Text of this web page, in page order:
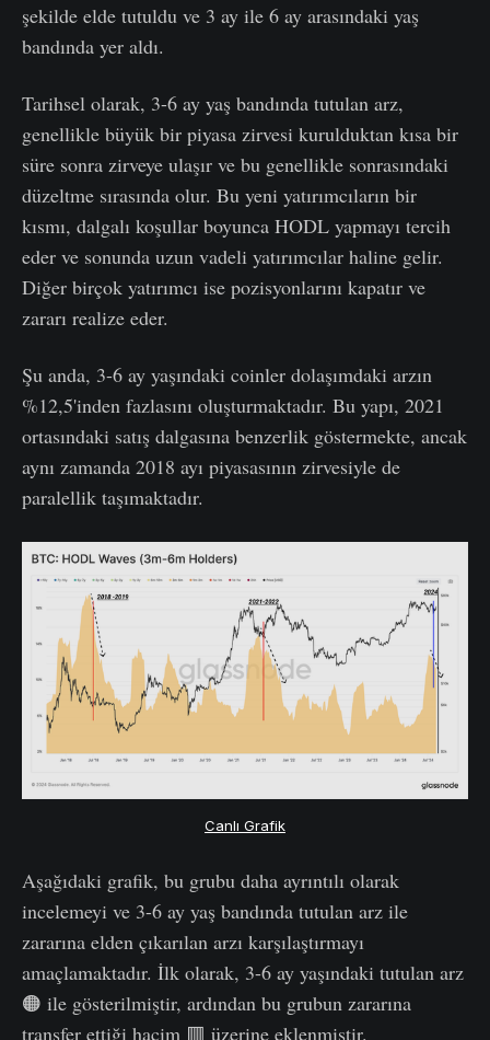
şekilde elde tutuldu ve 3 ay ile 6 ay arasındaki yaş
bandında yer aldı.
Tarihsel olarak, 3-6 ay yaş bandında tutulan arz,
genellikle büyük bir piyasa zirvesi kurulduktan kısa bir
süre sonra zirveye ulaşır ve bu genellikle sonrasındaki
düzeltme sırasında olur. Bu yeni yatırımcıların bir
kısmı, dalgalı koşullar boyunca HODL yapmayı tercih
eder ve sonunda uzun vadeli yatırımcılar haline gelir.
Diğer birçok yatırımcı ise pozisyonlarını kapatır ve
zararı realize eder.
Şu anda, 3-6 ay yaşındaki coinler dolaşımdaki arzın
%12,5'inden fazlasını oluşturmaktadır. Bu yapı, 2021
ortasındaki satış dalgasına benzerlik göstermekte, ancak
aynı zamanda 2018 ayı piyasasının zirvesiyle de
paralellik taşımaktadır.
Canlı Grafik
Aşağıdaki grafik, bu grubu daha ayrıntılı olarak
incelemeyi ve 3-6 ay yaş bandında tutulan arz ile
zararına elden çıkarılan arzı karşılaştırmayı
amaçlamaktadır. İlk olarak, 3-6 ay yaşındaki tutulan arz
🟠 ile gösterilmiştir, ardından bu grubun zararına
transfer ettiği hacim 🟥 üzerine eklenmiştir.